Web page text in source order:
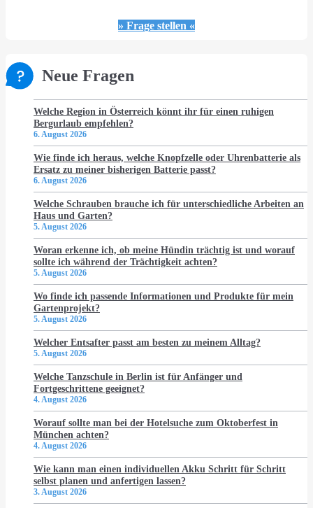
» Frage stellen «
Neue Fragen
Welche Region in Österreich könnt ihr für einen ruhigen
Bergurlaub empfehlen?
6. August 2026
Wie finde ich heraus, welche Knopfzelle oder Uhrenbatterie als
Ersatz zu meiner bisherigen Batterie passt?
6. August 2026
Welche Schrauben brauche ich für unterschiedliche Arbeiten an
Haus und Garten?
5. August 2026
Woran erkenne ich, ob meine Hündin trächtig ist und worauf
sollte ich während der Trächtigkeit achten?
5. August 2026
Wo finde ich passende Informationen und Produkte für mein
Gartenprojekt?
5. August 2026
Welcher Entsafter passt am besten zu meinem Alltag?
5. August 2026
Welche Tanzschule in Berlin ist für Anfänger und
Fortgeschrittene geeignet?
4. August 2026
Worauf sollte man bei der Hotelsuche zum Oktoberfest in
München achten?
4. August 2026
Wie kann man einen individuellen Akku Schritt für Schritt
selbst planen und anfertigen lassen?
3. August 2026